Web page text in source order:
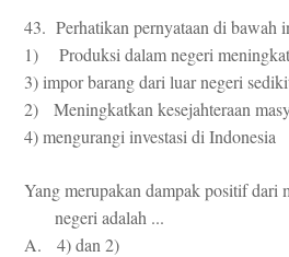
43. Perhatikan pernyataan di bawah
1) Produksi dalam negeri
3) impor barang dari luar negeri
2) Meningkatkan kesejahteraan
4) mengurangi investasi di Indonesia
Yang merupakan dampak positif dari
negeri adalah ...
A. 4) dan 2)